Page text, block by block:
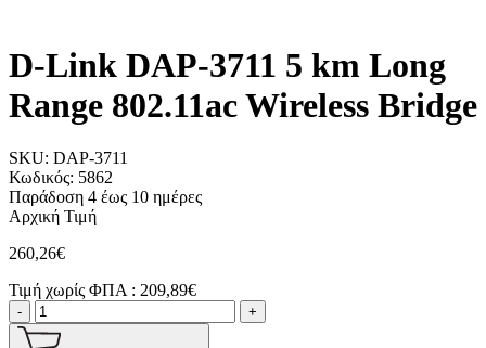
D-Link DAP-3711 5 km Long
Range 802.11ac Wireless Bridge
SKU: DAP-3711
Κωδικός: 5862
Παράδοση 4 έως 10 ημέρες
Αρχική Τιμή
260,26€
Τιμή χωρίς ΦΠΑ : 209,89€
- +